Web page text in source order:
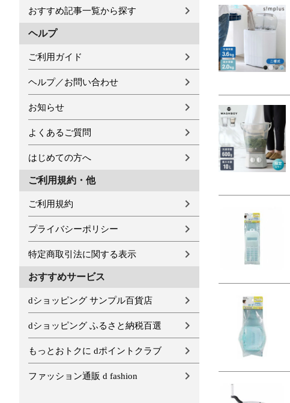
おすすめ記事一覧から探す
ヘルプ
ご利用ガイド
ヘルプ／お問い合わせ
お知らせ
よくあるご質問
はじめての方へ
ご利用規約・他
ご利用規約
プライバシーポリシー
特定商取引法に関する表示
おすすめサービス
dショッピング サンプル百貨店
dショッピング ふるさと納税百選
もっとおトクに dポイントクラブ
ファッション通販 d fashion